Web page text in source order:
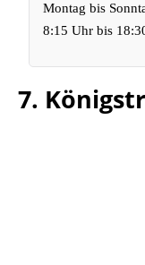
Montag bis
8:15 Uhr bis
7.